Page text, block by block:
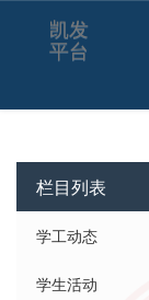
凯发
平台
栏目列表
学工动态
学生活动